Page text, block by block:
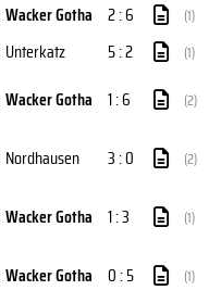
Wacker Gotha 2 : 6 (1)
Unterkatz 5 : 2 (1)
Wacker Gotha 1 : 6 (2)
Nordhausen 3 : 0 (2)
Wacker Gotha 1 : 3 (1)
Wacker Gotha 0 : 5 (1)